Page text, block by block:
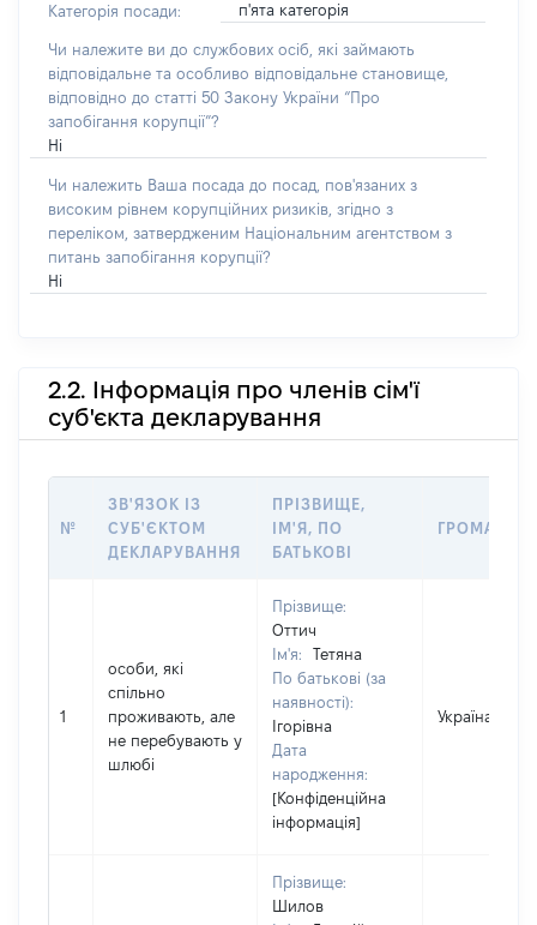
Категорія посади: п'ята категорія
Чи належите ви до службових осіб, які займають
відповідальне та особливо відповідальне становище,
відповідно до статті 50 Закону України “Про
запобігання корупції”?
Ні
Чи належить Ваша посада до посад, пов'язаних з
високим рівнем корупційних ризиків, згідно з
переліком, затвердженим Національним агентством з
питань запобігання корупції?
Ні
2.2. Інформація про членів сім'ї
суб'єкта декларування
№
ЗВ'ЯЗОК ІЗ
СУБ'ЄКТОМ
ДЕКЛАРУВАННЯ
ПРІЗВИЩЕ,
ІМ'Я, ПО
БАТЬКОВІ
1
особи, які
спільно
проживають, але
не перебувають у
шлюбі
Прізвище:
Оттич
Ім'я:
Тетяна
По батькові (за
наявності):
Ігорівна
Дата
народження:
[Конфіденційна
інформація]
Україна
Прізвище:
Шилов